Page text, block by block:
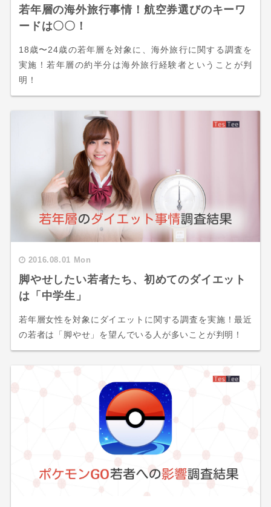
若年層の海外旅行事情！航空券選びのキーワ
ードは〇〇！
18歳〜24歳の若年層を対象に、海外旅行に関する調査を
実施！若年層の約半分は海外旅行経験者ということが判
明！
2016.08.01 Mon
脚やせしたい若者たち、初めてのダイエット
は「中学生」
若年層女性を対象にダイエットに関する調査を実施！最近
の若者は「脚やせ」を望んでいる人が多いことが判明！